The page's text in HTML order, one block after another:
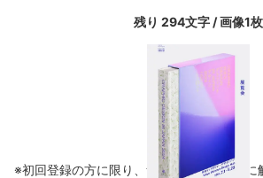
残り 294文字 / 画像1枚
※初回登録の方に限り、無料お試し期間中に